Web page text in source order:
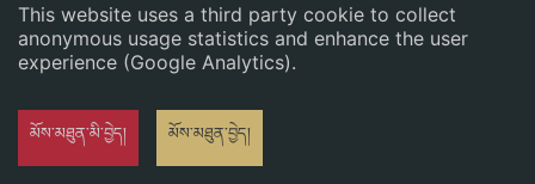
This website uses a third party cookie to collect
anonymous usage statistics and enhance the user
experience (Google Analytics).
མོས་མཐུན་མི་བྱེད། མོས་མཐུན་བྱེད།